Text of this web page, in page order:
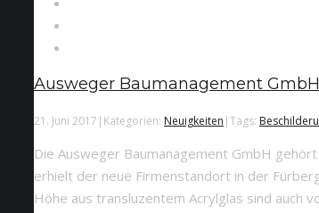
Ausweger Baumanagement
21. Juni 2017 | Kategorien: Neuigkeiten |Tags:
Die Ausweger Baumanagement GmbH
erhielt der neue Firmenstandort in der
Höhe aus transluzentem Acrylglas sind auch